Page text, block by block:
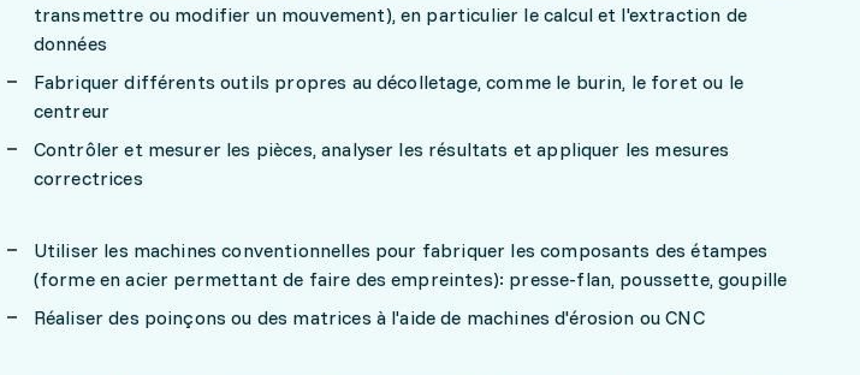
transmettre ou modifier un mouvement), en particulier le calcul et l'extraction de
données
Fabriquer différents outils propres au décolletage, comme le burin, le foret ou le
centreur
Contrôler et mesurer les pièces, analyser les résultats et appliquer les mesures
correctrices
Utiliser les machines conventionnelles pour fabriquer les composants des étampes
(forme en acier permettant de faire des empreintes): presse-flan, poussette, goupille
Réaliser des poinçons ou des matrices à l'aide de machines d'érosion ou CNC